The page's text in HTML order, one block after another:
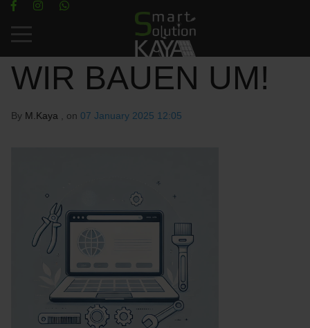
Mobile Menu Toggle
WIR BAUEN UM!
By M.Kaya , on 07 January 2025 12:05